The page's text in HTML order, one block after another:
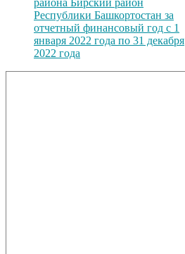
района Бирский район
Республики Башкортостан за
отчетный финансовый год с 1
января 2022 года по 31 декабря
2022 года